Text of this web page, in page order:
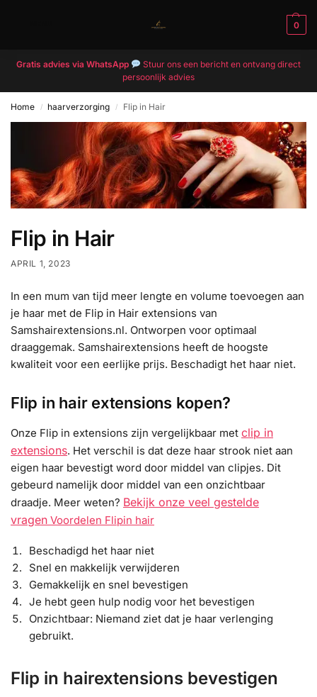
0
Gratis advies via WhatsApp
Stuur ons een bericht en ontvang direct
persoonlijk advies
Home / haarverzorging / Flip in Hair
Flip in Hair
APRIL 1, 2023
In een mum van tijd meer lengte en volume toevoegen aan
je haar met de Flip in Hair extensions van
Samshairextensions.nl. Ontworpen voor optimaal
draaggemak. Samshairextensions heeft de hoogste
kwaliteit voor een eerlijke prijs. Beschadigt het haar niet.
Flip in hair extensions kopen?
Onze Flip in extensions zijn vergelijkbaar met clip in
extensions. Het verschil is dat deze haar strook niet aan
eigen haar bevestigt word door middel van clipjes. Dit
gebeurd namelijk door middel van een onzichtbaar
draadje. Meer weten? Bekijk onze veel gestelde
vragen Voordelen Flipin hair
Beschadigd het haar niet
Snel en makkelijk verwijderen
Gemakkelijk en snel bevestigen
Je hebt geen hulp nodig voor het bevestigen
Onzichtbaar: Niemand ziet dat je haar verlenging
gebruikt.
Flip in hairextensions bevestigen